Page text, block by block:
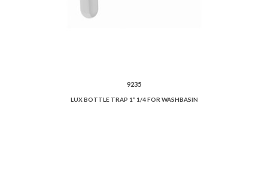
9235
LUX BOTTLE TRAP 1” 1/4 FOR WASHBASIN